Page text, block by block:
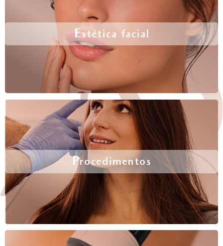
Estética facial
Procedimentos